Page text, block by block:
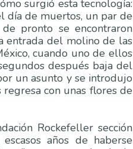
surgió esta tecnología:
día de muertos, un par de
pronto se encontraron
entrada del molino de las
cuando uno de ellos
después baja del
un asunto y se introdujo
con unas flores de
Rockefeller sección
años de haberse